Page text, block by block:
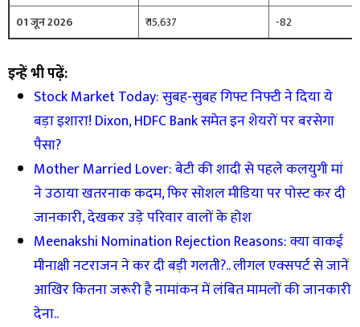
01 जून 2026
₹ 15,637 -82
इन्हें भी पढ़ें:
Stock Market Today: सुबह-सुबह गिफ्ट निफ्टी ने दिया ये
बड़ा इशारा! Dixon, HDFC Bank समेत इन शेयरों पर बरसेगा
पैसा?
Mother Married Lover: बेटी की शादी से पहले कलयुगी मां
ने उठाया खतरनाक कदम, फिर सोशल मीडिया पर पोस्ट कर दी
जानकारी, देखकर उड़े परिवार वालों के होश
Meenakshi Nomination Rejection Reasons: क्या वाकई
मीनाक्षी नटराजन ने कर दी बड़ी गलती?.. लीगल एक्सपर्ट से जानें
आखिर कितना जरूरी है नामांकन में लंबित मामलों की जानकारी
देना..